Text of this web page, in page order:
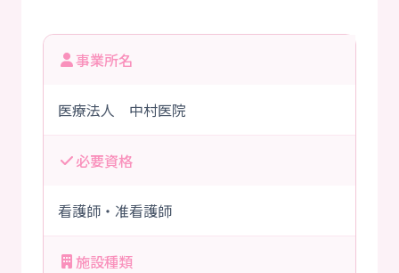
事業所名
医療法人 中村医院
必要資格
看護師・准看護師
施設種類